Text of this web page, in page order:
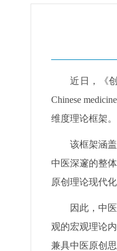
近日，《
Chinese
维度理论框架。
该框架涵
中医深邃的整
原创理论现代
因此，中
观的宏观理论
兼具中医原创